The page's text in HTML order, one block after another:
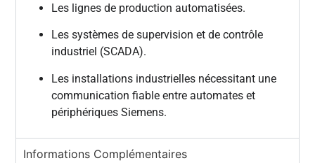
Les lignes de production automatisées.
Les systèmes de supervision et de contrôle
industriel (SCADA).
Les installations industrielles nécessitant une
communication fiable entre automates et
périphériques Siemens.
Informations Complémentaires